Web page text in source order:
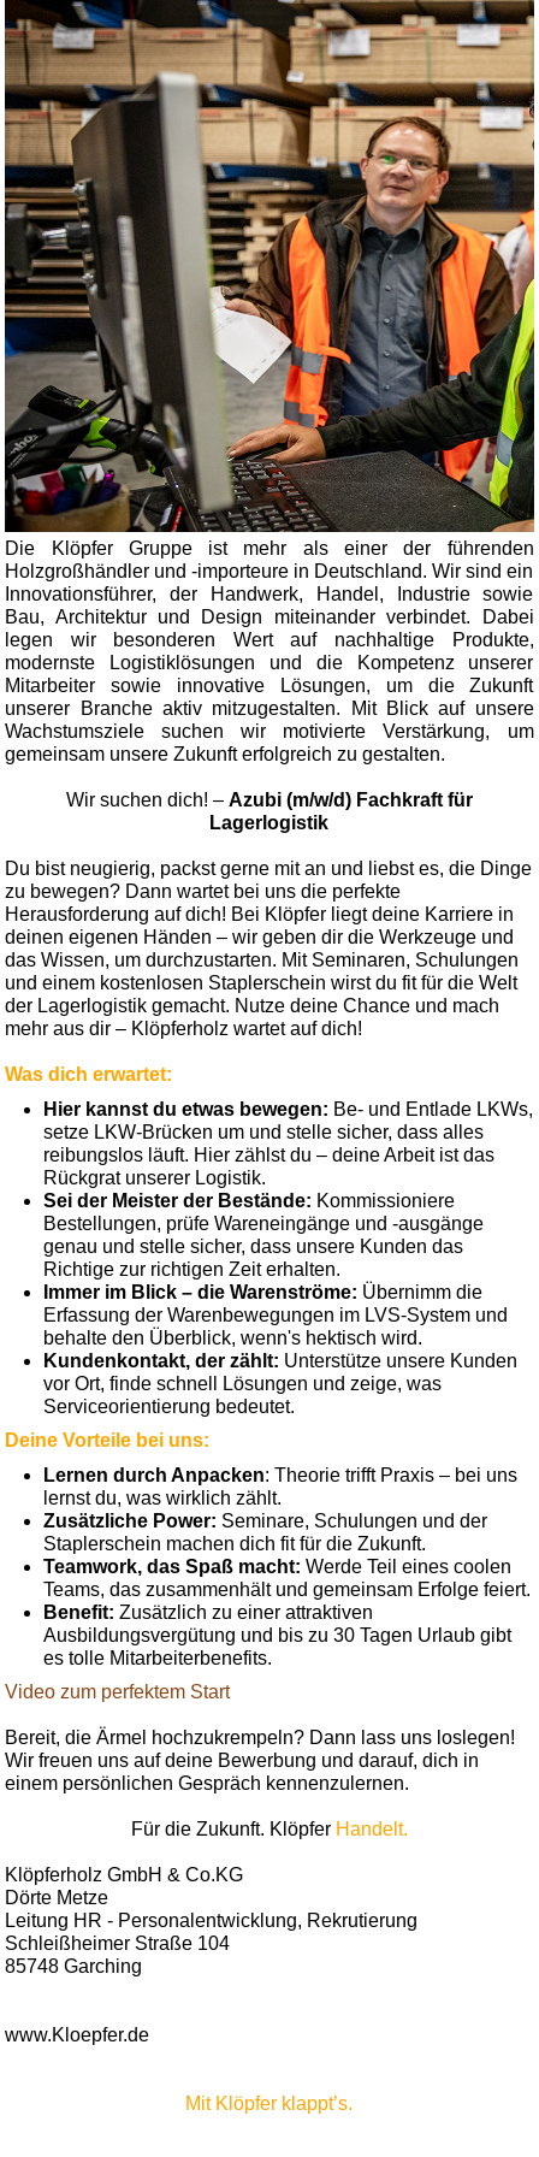
Die Klöpfer Gruppe ist mehr als einer der führenden
Holzgroßhändler und -importeure in Deutschland. Wir sind ein
Innovationsführer, der Handwerk, Handel, Industrie sowie
Bau, Architektur und Design miteinander verbindet. Dabei
legen wir besonderen Wert auf nachhaltige Produkte,
modernste Logistiklösungen und die Kompetenz unserer
Mitarbeiter sowie innovative Lösungen, um die Zukunft
unserer Branche aktiv mitzugestalten. Mit Blick auf unsere
Wachstumsziele suchen wir motivierte Verstärkung, um
gemeinsam unsere Zukunft erfolgreich zu gestalten.
Wir suchen dich! – Azubi (m/w/d) Fachkraft für
Lagerlogistik
Du bist neugierig, packst gerne mit an und liebst es, die Dinge
zu bewegen? Dann wartet bei uns die perfekte
Herausforderung auf dich! Bei Klöpfer liegt deine Karriere in
deinen eigenen Händen – wir geben dir die Werkzeuge und
das Wissen, um durchzustarten. Mit Seminaren, Schulungen
und einem kostenlosen Staplerschein wirst du fit für die Welt
der Lagerlogistik gemacht. Nutze deine Chance und mach
mehr aus dir – Klöpferholz wartet auf dich!
Was dich erwartet:
Hier kannst du etwas bewegen: Be- und Entlade LKWs,
setze LKW-Brücken um und stelle sicher, dass alles
reibungslos läuft. Hier zählst du – deine Arbeit ist das
Rückgrat unserer Logistik.
Sei der Meister der Bestände: Kommissioniere
Bestellungen, prüfe Wareneingänge und -ausgänge
genau und stelle sicher, dass unsere Kunden das
Richtige zur richtigen Zeit erhalten.
Immer im Blick – die Warenströme: Übernimm die
Erfassung der Warenbewegungen im LVS-System und
behalte den Überblick, wenn's hektisch wird.
Kundenkontakt, der zählt: Unterstütze unsere Kunden
vor Ort, finde schnell Lösungen und zeige, was
Serviceorientierung bedeutet.
Deine Vorteile bei uns:
Lernen durch Anpacken: Theorie trifft Praxis – bei uns
lernst du, was wirklich zählt.
Zusätzliche Power: Seminare, Schulungen und der
Staplerschein machen dich fit für die Zukunft.
Teamwork, das Spaß macht: Werde Teil eines coolen
Teams, das zusammenhält und gemeinsam Erfolge feiert.
Benefit: Zusätzlich zu einer attraktiven
Ausbildungsvergütung und bis zu 30 Tagen Urlaub gibt
es tolle Mitarbeiterbenefits.
Video zum perfektem Start
Bereit, die Ärmel hochzukrempeln? Dann lass uns loslegen!
Wir freuen uns auf deine Bewerbung und darauf, dich in
einem persönlichen Gespräch kennenzulernen.
Für die Zukunft. Klöpfer Handelt.
Klöpferholz GmbH & Co.KG
Dörte Metze
Leitung HR - Personalentwicklung, Rekrutierung
Schleißheimer Straße 104
85748 Garching
www.Kloepfer.de
Mit Klöpfer klappt’s.